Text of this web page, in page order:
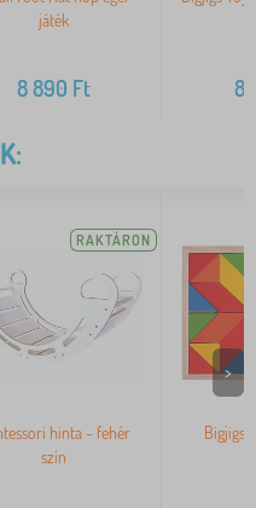
játék
8 890 Ft 8
RAKTÁRON
hinta - fehér
szín
Bigjigs
>